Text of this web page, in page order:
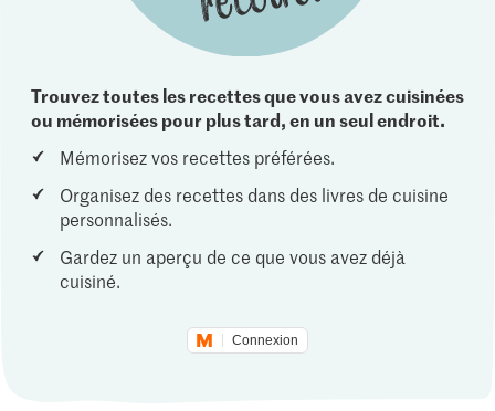
Trouvez toutes les recettes que vous avez cuisinées
ou mémorisées pour plus tard, en un seul endroit.
Mémorisez vos recettes préférées.
Organisez des recettes dans des livres de cuisine
personnalisés.
Gardez un aperçu de ce que vous avez déjà
cuisiné.
Connexion